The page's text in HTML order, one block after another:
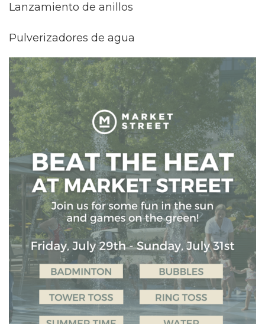
Lanzamiento de anillos
Pulverizadores de agua